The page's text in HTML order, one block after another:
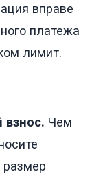
вправе
платежа
лимит.
взнос. Чем
размер